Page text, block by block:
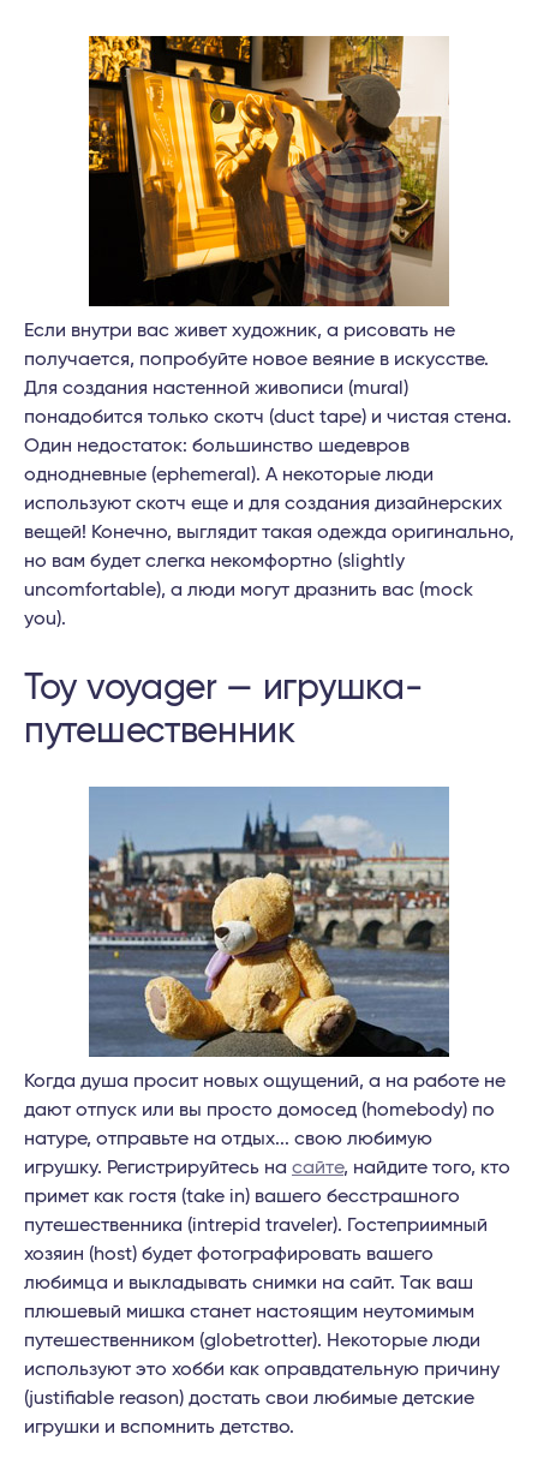
Если внутри вас живет художник, а рисовать не
получается, попробуйте новое веяние в искусстве.
Для создания настенной живописи (mural)
понадобится только скотч (duct tape) и чистая стена.
Один недостаток: большинство шедевров
однодневные (ephemeral). А некоторые люди
используют скотч еще и для создания дизайнерских
вещей! Конечно, выглядит такая одежда оригинально,
но вам будет слегка некомфортно (slightly
uncomfortable), а люди могут дразнить вас (mock
you).
Toy voyager — игрушка-
путешественник
Когда душа просит новых ощущений, а на работе не
дают отпуск или вы просто домосед (homebody) по
натуре, отправьте на отдых... свою любимую
игрушку. Регистрируйтесь на сайте, найдите того, кто
примет как гостя (take in) вашего бесстрашного
путешественника (intrepid traveler). Гостеприимный
хозяин (host) будет фотографировать вашего
любимца и выкладывать снимки на сайт. Так ваш
плюшевый мишка станет настоящим неутомимым
путешественником (globetrotter). Некоторые люди
используют это хобби как оправдательную причину
(justifiable reason) достать свои любимые детские
игрушки и вспомнить детство.